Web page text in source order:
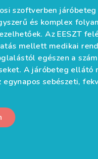
szoftverben
és komplex
Az EESZT
mellett medikai
egészen a
A járóbeteg ellátó
egynapos sebészeti,